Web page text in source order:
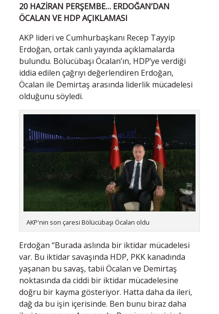
20 HAZİRAN PERŞEMBE… ERDOĞAN’DAN
ÖCALAN VE HDP AÇIKLAMASI
AKP lideri ve Cumhurbaşkanı Recep Tayyip
Erdoğan, ortak canlı yayında açıklamalarda
bulundu. Bölücübaşı Öcalan’ın, HDP’ye verdiği
iddia edilen çağrıyı değerlendiren Erdoğan,
Öcalan ile Demirtaş arasında liderlik mücadelesi
olduğunu söyledi.
AKP'nin son çaresi Bölücübaşı Öcalan oldu
Erdoğan “Burada aslında bir iktidar mücadelesi
var. Bu iktidar savaşında HDP, PKK kanadında
yaşanan bu savaş, tabii Öcalan ve Demirtaş
noktasında da ciddi bir iktidar mücadelesine
doğru bir kayma gösteriyor. Hatta daha da ileri,
dağ da bu işin içerisinde. Ben bunu biraz daha